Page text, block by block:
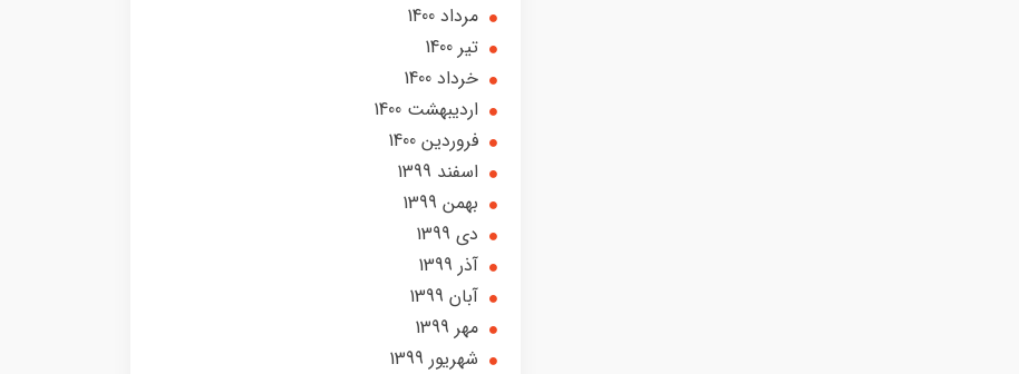
مرداد 1400
تير 1400
خرداد 1400
ارديبهشت 1400
فروردین 1400
اسفند 1399
بهمن 1399
دی 1399
آذر 1399
آبان 1399
مهر 1399
شهریور 1399